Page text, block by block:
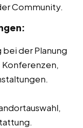
Community.
der Planung
Konferenzen,